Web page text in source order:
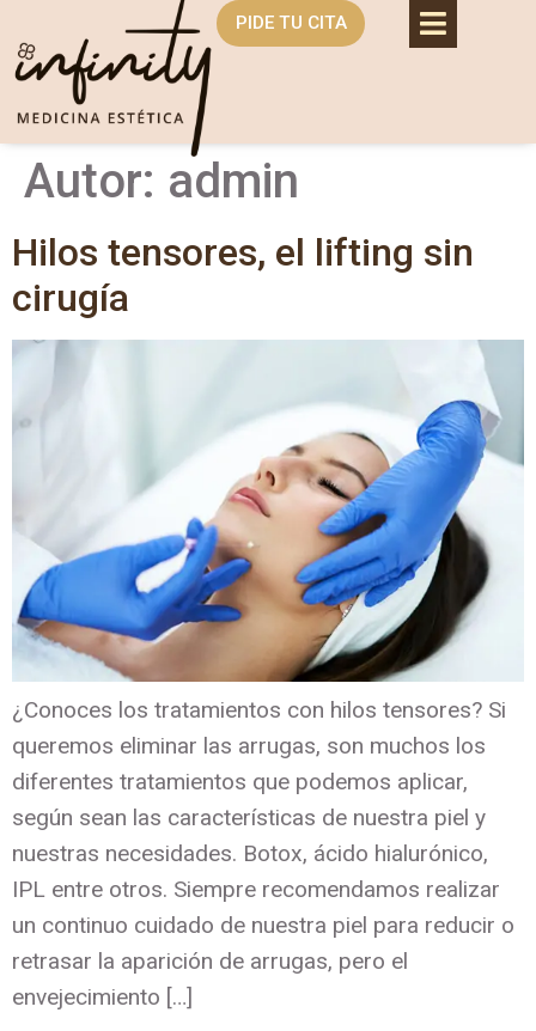
PIDE TU CITA
Autor: admin
Hilos tensores, el lifting sin
cirugía
¿Conoces los tratamientos con hilos tensores? Si
queremos eliminar las arrugas, son muchos los
diferentes tratamientos que podemos aplicar,
según sean las características de nuestra piel y
nuestras necesidades. Botox, ácido hialurónico,
IPL entre otros. Siempre recomendamos realizar
un continuo cuidado de nuestra piel para reducir o
retrasar la aparición de arrugas, pero el
envejecimiento […]